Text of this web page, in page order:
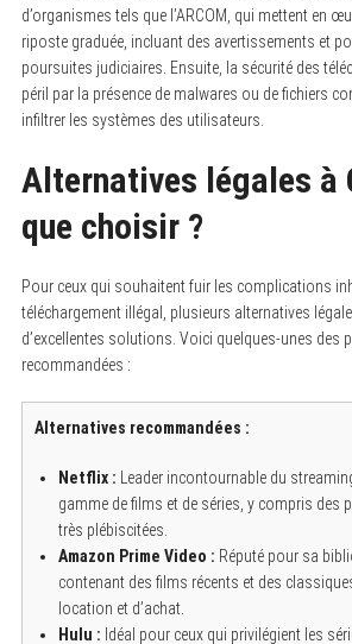
d’organismes tels que l’ARCOM, qui mettent en
riposte graduée, incluant des avertissements et
poursuites judiciaires. Ensuite, la sécurité des
péril par la présence de malwares ou de fichiers
infiltrer les systèmes des utilisateurs.
Alternatives légales à
que choisir ?
Pour ceux qui souhaitent fuir les complications
téléchargement illégal, plusieurs alternatives
d’excellentes solutions. Voici quelques-unes des
recommandées :
Alternatives recommandées :
Netflix : Leader incontournable du
gamme de films et de séries, y compris des
très plébiscitées.
Amazon Prime Video : Réputé pour sa
contenant des films récents et des
location et d’achat.
Hulu : Idéal pour ceux qui privilégient les